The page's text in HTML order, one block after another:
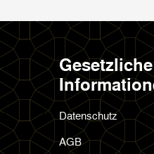
Gesetzliche
Datenschutz
AGB